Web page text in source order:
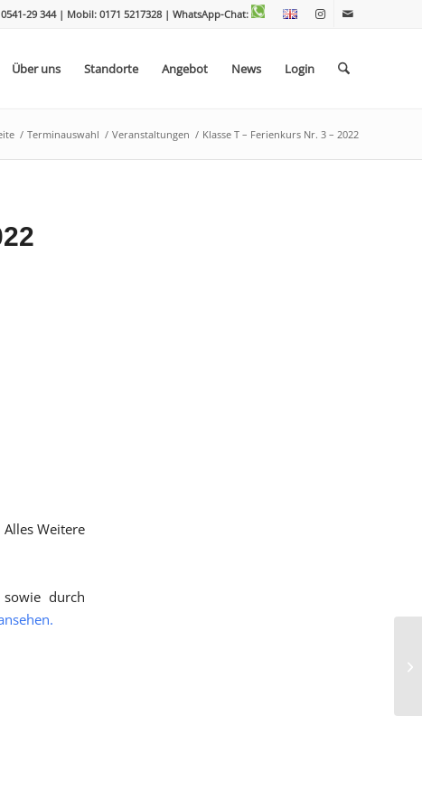
29 344 | Mobil: 0171 5217328 | WhatsApp-Chat:
Über uns Standorte Angebot News Login
/ Terminauswahl / Veranstaltungen / Klasse T – Ferienkurs Nr. 3 – 2022
Weitere
durch